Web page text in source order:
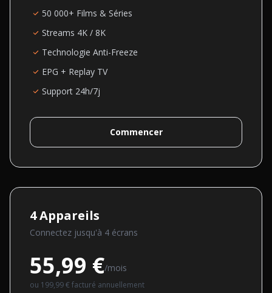
50 000+ Films & Séries
Streams 4K / 8K
Technologie Anti-Freeze
EPG + Replay TV
Support 24h/7j
Commencer
4Appareils
Connectez jusqu'à 4 écrans
55,99 €/mois
ou 199,99 € facturé annuellement